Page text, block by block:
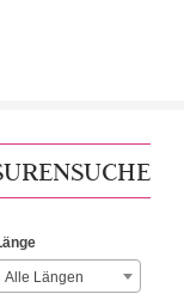
Alle Längen